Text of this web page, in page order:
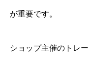
が重要です。
ショップ主催のトレ